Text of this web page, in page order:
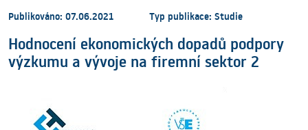
Publikováno: 07.06.2021 Typ publikace: Studie
Hodnocení ekonomických dopadů podpory
výzkumu a vývoje na firemní sektor 2